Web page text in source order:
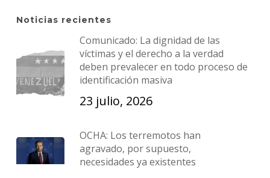
Noticias recientes
Comunicado: La dignidad de las
víctimas y el derecho a la verdad
deben prevalecer en todo proceso de
identificación masiva
23 julio, 2026
OCHA: Los terremotos han
agravado, por supuesto,
necesidades ya existentes